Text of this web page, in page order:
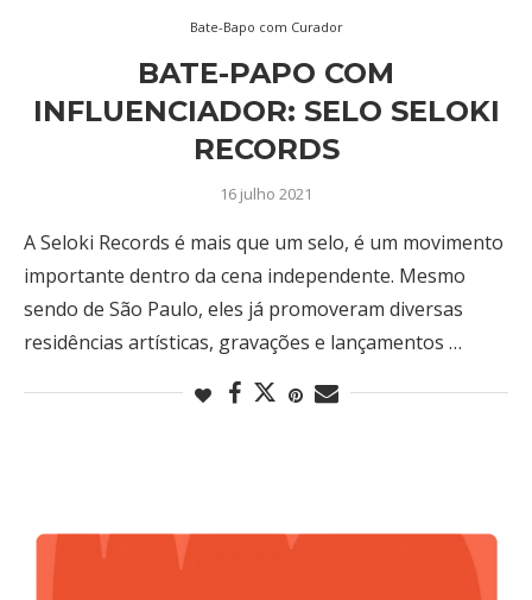
Bate-Bapo com Curador
BATE-PAPO COM
INFLUENCIADOR: SELO SELOKI
RECORDS
16 julho 2021
A Seloki Records é mais que um selo, é um movimento
importante dentro da cena independente. Mesmo
sendo de São Paulo, eles já promoveram diversas
residências artísticas, gravações e lançamentos …